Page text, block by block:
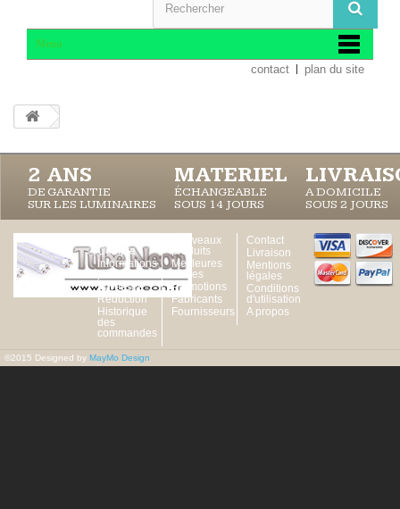
Menu
contact plan du site
2 ANS
DE GARANTIE
SUR LES LUMINAIRES
MATERIEL
ÉCHANGEABLE
SOUS 14 JOURS
A DOMICILE
SOUS 2 JOURS
Compte
Informations
personnelles
Adresses
Réduction
Historique
des
commandes
Nouveaux
produits
Meilleures
ventes
Promotions
Fabricants
Fournisseurs
Contact
Livraison
Mentions
légales
Conditions
d'utilisation
A propos
©2015 Designed by MayMo Design